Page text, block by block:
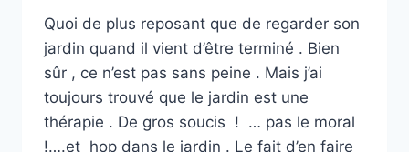
Quoi de plus reposant que de regarder son
jardin quand il vient d’être terminé . Bien
sûr , ce n’est pas sans peine . Mais j’ai
toujours trouvé que le jardin est une
thérapie . De gros soucis ! … pas le moral
!….et hop dans le jardin . Le fait d’en faire